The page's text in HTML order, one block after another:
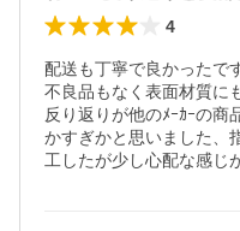
4
配送も丁寧で良かったで
不良品もなく表面材質に
反り返りが他のﾒｰｶｰの商
かすぎかと思いました、
工したが少し心配な感じ